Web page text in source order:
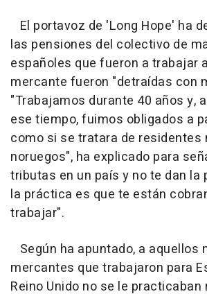
El portavoz de 'Long Hope' ha
las pensiones del colectivo de
españoles que fueron a trabajar
mercante fueron "detraídas con
"Trabajamos durante 40 años y,
ese tiempo, fuimos obligados a
como si se tratara de residentes
noruegos", ha explicado para
tributas en un país y no te dan la
la práctica es que te están
trabajar".
Según ha apuntado, a aquellos
mercantes que trabajaron para
Reino Unido no se le